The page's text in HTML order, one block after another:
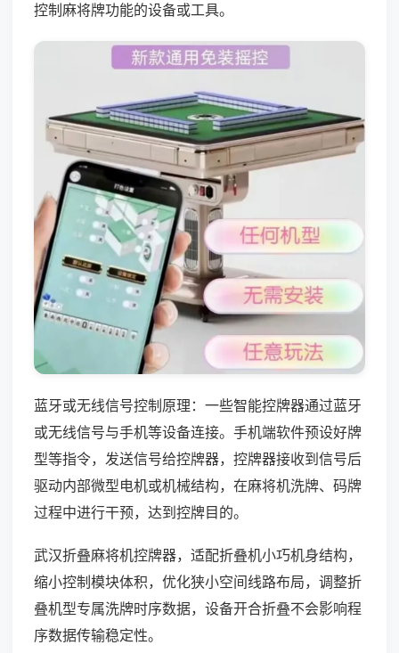
控制麻将牌功能的设备或工具。
蓝牙或无线信号控制原理：一些智能控牌器通过蓝牙
或无线信号与手机等设备连接。手机端软件预设好牌
型等指令，发送信号给控牌器，控牌器接收到信号后
驱动内部微型电机或机械结构，在麻将机洗牌、码牌
过程中进行干预，达到控牌目的。
武汉折叠麻将机控牌器，适配折叠机小巧机身结构，
缩小控制模块体积，优化狭小空间线路布局，调整折
叠机型专属洗牌时序数据，设备开合折叠不会影响程
序数据传输稳定性。